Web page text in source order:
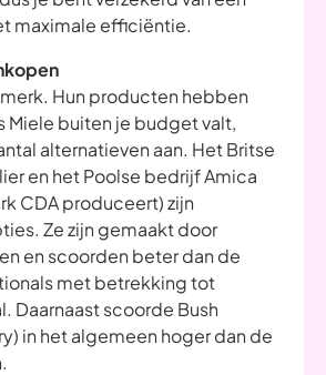
maximale efficiëntie.
Hun producten hebben
Miele buiten je budget valt,
alternatieven aan. Het Britse
en het Poolse bedrijf Amica
CDA produceert) zijn
Ze zijn gemaakt door
en scoorden beter dan de
met betrekking tot
Daarnaast scoorde Bush
in het algemeen hoger dan de